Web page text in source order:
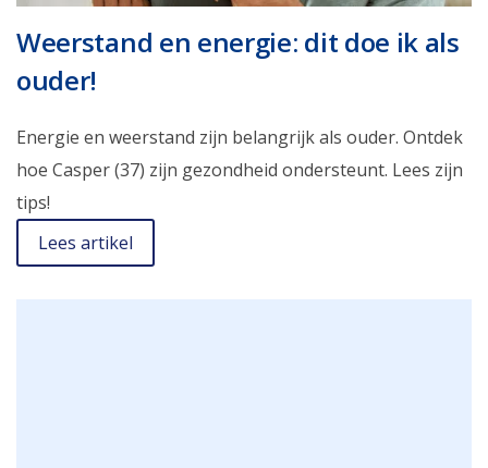
Weerstand en energie: dit doe ik als
ouder!
Energie en weerstand zijn belangrijk als ouder. Ontdek
hoe Casper (37) zijn gezondheid ondersteunt. Lees zijn
tips!
Lees artikel